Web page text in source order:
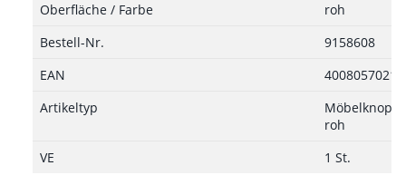
Oberfläche / Farbe
roh
Bestell-Nr.
9158608
EAN
Artikeltyp
Möbelknopf,
roh
VE
1 St.